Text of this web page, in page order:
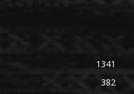
1341
382